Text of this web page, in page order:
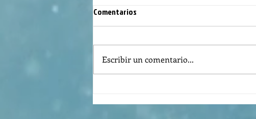
AUGUST 2nd, 2026
Comentarios
Escribir un comentario...